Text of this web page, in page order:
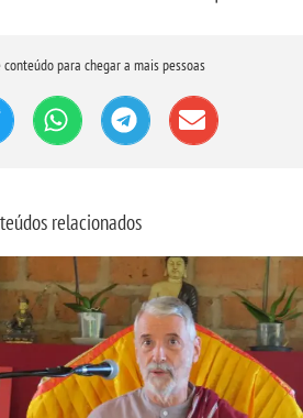
para chegar a mais pessoas
relacionados